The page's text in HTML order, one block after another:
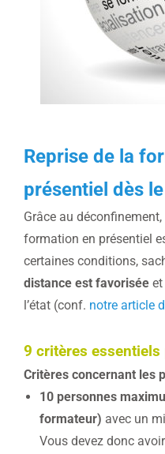
Reprise de la
présentiel dès
Grâce au
formation en présentiel
certaines conditions,
distance est favorisée
l’état (conf. notre article
9 critères essentiels
Critères concernant les
10 personnes
formateur) avec un
Vous devez donc